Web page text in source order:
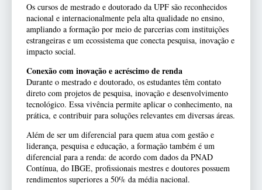
Os cursos de mestrado e doutorado da UPF são reconhecidos
nacional e internacionalmente pela alta qualidade no ensino,
ampliando a formação por meio de parcerias com instituições
estrangeiras e um ecossistema que conecta pesquisa, inovação e
impacto social.
Conexão com inovação e acréscimo de renda
Durante o mestrado e doutorado, os estudantes têm contato
direto com projetos de pesquisa, inovação e desenvolvimento
tecnológico. Essa vivência permite aplicar o conhecimento, na
prática, e contribuir para soluções relevantes em diversas áreas.
Além de ser um diferencial para quem atua com gestão e
liderança, pesquisa e educação, a formação também é um
diferencial para a renda: de acordo com dados da PNAD
Contínua, do IBGE, profissionais mestres e doutores possuem
rendimentos superiores a 50% da média nacional.